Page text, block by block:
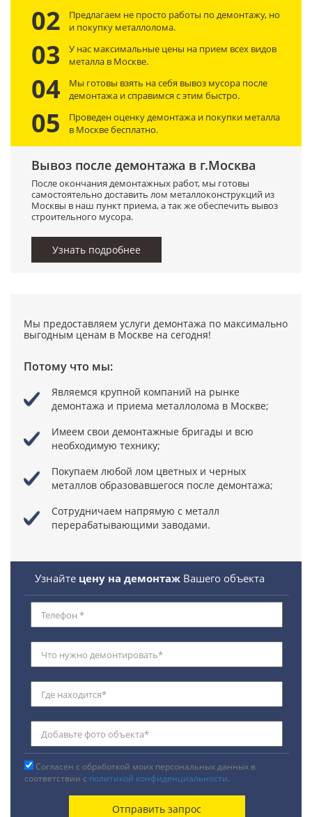
02
Предлагаем не просто работы по демонтажу, но
и покупку металлолома.
03
У нас максимальные цены на прием всех видов
металла в Москве.
04
Мы готовы взять на себя вывоз мусора после
демонтажа и справимся с этим быстро.
05
Проведен оценку демонтажа и покупки металла
в Москве бесплатно.
Вывоз после демонтажа в г.Москва
После окончания демонтажных работ, мы готовы
самостоятельно доставить лом металлоконструкций из
Москвы в наш пункт приема, а так же обеспечить вывоз
строительного мусора.
Узнать подробнее
Мы предоставляем услуги демонтажа по максимально
выгодным ценам в Москве на сегодня!
Потому что мы:
Являемся крупной компаний на рынке
демонтажа и приема металлолома в Москве;
Имеем свои демонтажные бригады и всю
необходимую технику;
Покупаем любой лом цветных и черных
металлов образовавшегося после демонтажа;
Сотрудничаем напрямую с металл
перерабатывающими заводами.
Узнайте цену на демонтаж Вашего объекта
Согласен с обработкой моих персональных данных в
соответствии с политикой конфиденциальности.